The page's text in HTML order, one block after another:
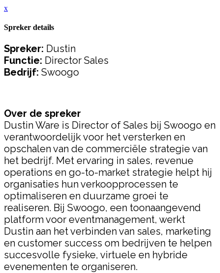
x
Spreker details
Spreker: Dustin
Functie: Director Sales
Bedrijf: Swoogo
Over de spreker
Dustin Ware is Director of Sales bij Swoogo en
verantwoordelijk voor het versterken en
opschalen van de commerciële strategie van
het bedrijf. Met ervaring in sales, revenue
operations en go-to-market strategie helpt hij
organisaties hun verkoopprocessen te
optimaliseren en duurzame groei te
realiseren. Bij Swoogo, een toonaangevend
platform voor eventmanagement, werkt
Dustin aan het verbinden van sales, marketing
en customer success om bedrijven te helpen
succesvolle fysieke, virtuele en hybride
evenementen te organiseren.